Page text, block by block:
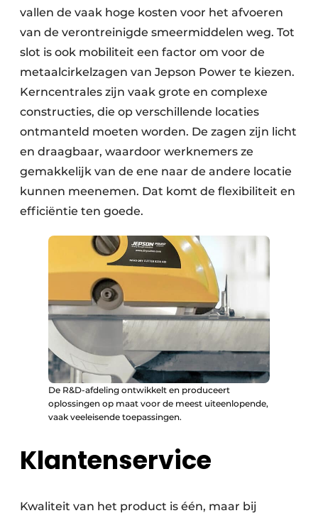
vallen de vaak hoge kosten voor het afvoeren
van de verontreinigde smeermiddelen weg. Tot
slot is ook mobiliteit een factor om voor de
metaalcirkelzagen van Jepson Power te kiezen.
Kerncentrales zijn vaak grote en complexe
constructies, die op verschillende locaties
ontmanteld moeten worden. De zagen zijn licht
en draagbaar, waardoor werknemers ze
gemakkelijk van de ene naar de andere locatie
kunnen meenemen. Dat komt de flexibiliteit en
efficiëntie ten goede.
De R&D-afdeling ontwikkelt en produceert
oplossingen op maat voor de meest uiteenlopende,
vaak veeleisende toepassingen.
Klantenservice
Kwaliteit van het product is één, maar bij